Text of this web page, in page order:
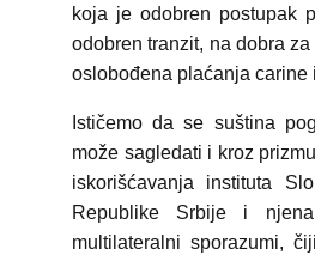
koja je odobren postupak
odobren tranzit, na dobra
oslobođena plaćanja carine
Ističemo da se suština
može sagledati i kroz
iskorišćavanja instituta
Republike Srbije i
multilateralni sporazumi,